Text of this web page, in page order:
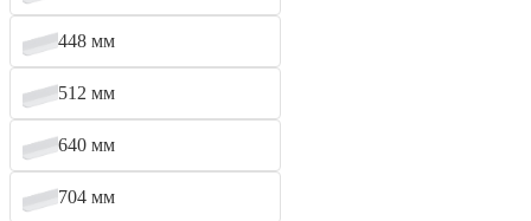
448 мм
512 мм
640 мм
704 мм